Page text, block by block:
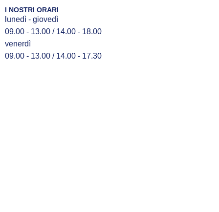
I NOSTRI ORARI
lunedì - giovedì
09.00 - 13.00 / 14.00 - 18.00
venerdì
09.00 - 13.00 / 14.00 - 17.30